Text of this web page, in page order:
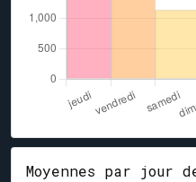
Moyennes par jour